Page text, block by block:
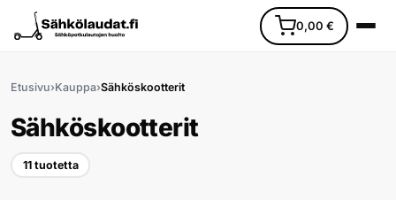
0,00 €
Etusivu›Kauppa›Sähköskootterit
Sähköskootterit
11 tuotetta